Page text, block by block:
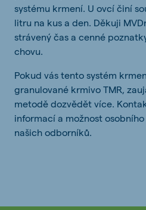
systému krmení. U ovcí činí
litru na kus a den. Děkuji
strávený čas a cenné
chovu.
Pokud vás tento systém
granulované krmivo TMR,
metodě dozvědět více.
informací a možnost
našich odborníků.